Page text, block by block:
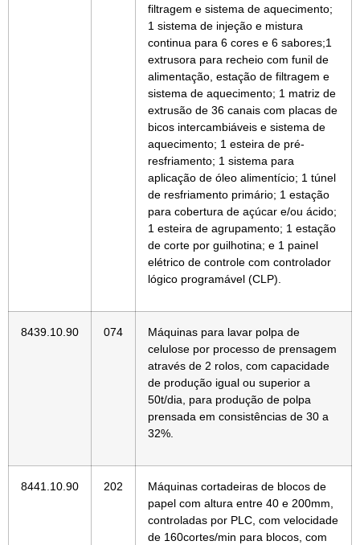
filtragem e sistema de aquecimento;
1 sistema de injeção e mistura
continua para 6 cores e 6 sabores;1
extrusora para recheio com funil de
alimentação, estação de filtragem e
sistema de aquecimento; 1 matriz de
extrusão de 36 canais com placas de
bicos intercambiáveis e sistema de
aquecimento; 1 esteira de pré-
resfriamento; 1 sistema para
aplicação de óleo alimentício; 1 túnel
de resfriamento primário; 1 estação
para cobertura de açúcar e/ou ácido;
1 esteira de agrupamento; 1 estação
de corte por guilhotina; e 1 painel
elétrico de controle com controlador
lógico programável (CLP).
8439.10.90 074
Máquinas para lavar polpa de
celulose por processo de prensagem
através de 2 rolos, com capacidade
de produção igual ou superior a
50t/dia, para produção de polpa
prensada em consistências de 30 a
32%.
8441.10.90 202
Máquinas cortadeiras de blocos de
papel com altura entre 40 e 200mm,
controladas por PLC, com velocidade
de 160cortes/min para blocos, com